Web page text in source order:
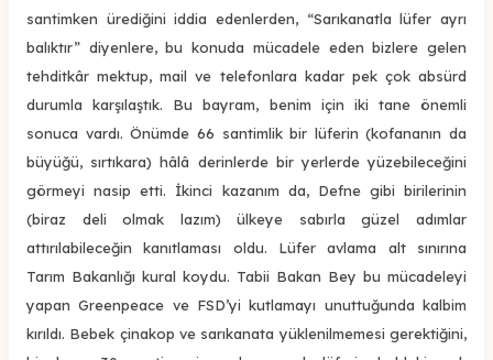
santimken ürediğini iddia edenlerden, “Sarıkanatla lüfer ayrı
balıktır” diyenlere, bu konuda mücadele eden bizlere gelen
tehditkâr mektup, mail ve telefonlara kadar pek çok absürd
durumla karşılaştık. Bu bayram, benim için iki tane önemli
sonuca vardı. Önümde 66 santimlik bir lüferin (kofananın da
büyüğü, sırtıkara) hâlâ derinlerde bir yerlerde yüzebileceğini
görmeyi nasip etti. İkinci kazanım da, Defne gibi birilerinin
(biraz deli olmak lazım) ülkeye sabırla güzel adımlar
attırılabileceğin kanıtlaması oldu. Lüfer avlama alt sınırına
Tarım Bakanlığı kural koydu. Tabii Bakan Bey bu mücadeleyi
yapan Greenpeace ve FSD’yi kutlamayı unuttuğunda kalbim
kırıldı. Bebek çinakop ve sarıkanata yüklenilmemesi gerektiğini,